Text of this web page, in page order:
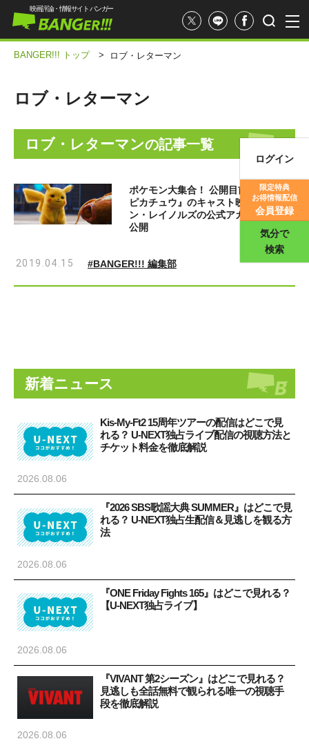
映画評価
映画評論・情報サイト バンガー
ログイン
限定特典
お得情報配信
会員登録
気分で
検索
BANGER!!! トップ > ロブ・レターマン
ロブ・レターマン
ロブ・レターマンの記事一覧
ポケモン大集合！ 公開目前『名探偵
ピカチュウ』のキャスト映像がライア
ン・レイノルズの公式アカウントから
公開
2019.04.15 #BANGER!!! 編集部
新着ニュース
Kis-My-Ft2 15周年ツアーの配信はどこで見
れる？ U-NEXT独占ライブ配信の視聴方法と
チケット料金を徹底解説
2026.08.06
『2026 SBS歌謡大典 SUMMER』はどこで見
れる？ U-NEXT独占生配信＆見逃しを観る方
法
2026.08.06
『ONE Friday Fights 165』はどこで見れる？
【U-NEXT独占ライブ】
2026.08.06
『VIVANT 第2シーズン』はどこで見れる？
見逃しも全話無料で観られる唯一の視聴手
段を徹底解説
2026.08.06